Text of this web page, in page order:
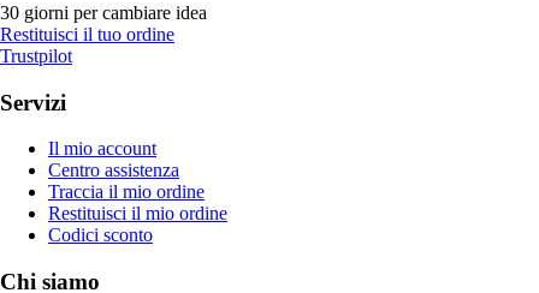
30 giorni per cambiare idea
Restituisci il tuo ordine
Trustpilot
Servizi
Il mio account
Centro assistenza
Traccia il mio ordine
Restituisci il mio ordine
Codici sconto
Chi siamo